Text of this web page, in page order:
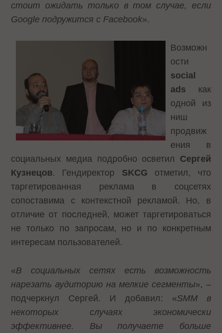
стоит ожидать только в том случае, если
Google подружится с Facebook».
Возможн
ости
social
ads как
одной из
ниш
продвиж
ения в
социальных медиа подробно осветил Сергей
Кузнецов. Гендиректор SKCG отметил, что
таргетированная реклама в соцсетях
сопоставима с контекстной рекламой. Но, в
отличие от последней, может таргетироваться
не только по запросам, но и по конкретным
интересам пользователей.
«В социальных сетях есть возможность
нарезать аудиторию на мелкие сегменты», –
подчеркнул Сергей. И добавил: «SMM в
некоторых случаях экономически
эффективнее. Вы получаете больше